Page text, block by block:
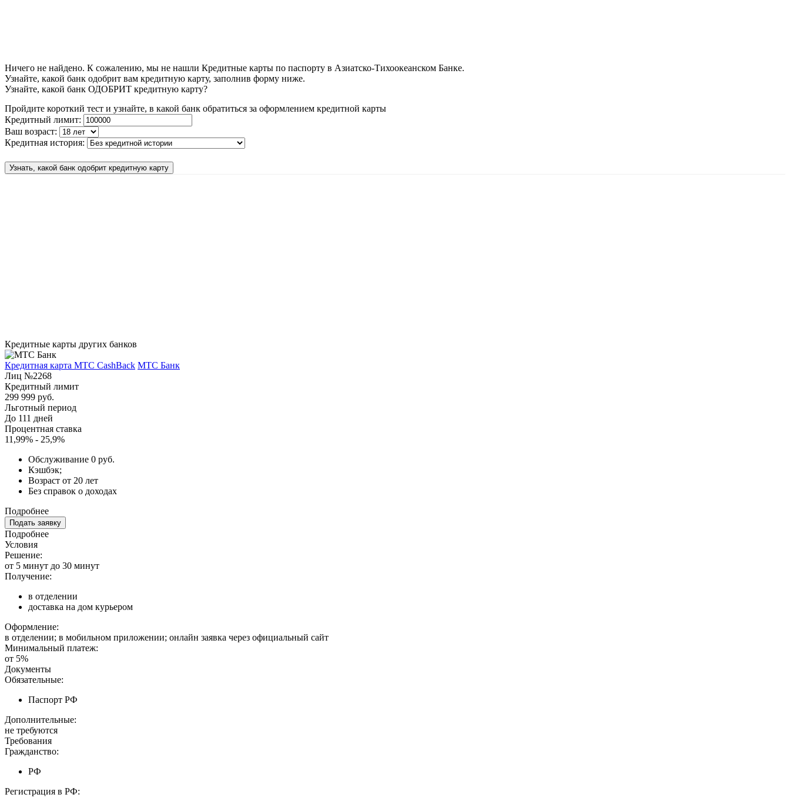
Ничего не найдено. К сожалению, мы не нашли Кредитные карты по паспорту в Азиатско-Тихоокеанском Банке.
Узнайте, какой банк одобрит вам кредитную карту, заполнив форму ниже.
Узнайте, какой банк ОДОБРИТ кредитную карту?
Пройдите короткий тест и узнайте, в какой банк обратиться за оформлением кредитной карты
Кредитный лимит:
Ваш возраст:
Кредитная история:
Узнать, какой банк одобрит кредитную карту
Кредитные карты других банков
Кредитная карта МТС CashBack МТС Банк
Лиц №2268
Кредитный лимит
299 999 руб.
Льготный период
До 111 дней
Процентная ставка
11,99% - 25,9%
Обслуживание 0 руб.
Кэшбэк;
Возраст от 20 лет
Без справок о доходах
Подробнее
Подать заявку
Подробнее
Условия
Решение:
от 5 минут до 30 минут
Получение:
в отделении
доставка на дом курьером
Оформление:
в отделении; в мобильном приложении; онлайн заявка через официальный сайт
Минимальный платеж:
от 5%
Документы
Обязательные:
Паспорт РФ
Дополнительные:
не требуются
Требования
Гражданство:
РФ
Регистрация в РФ: